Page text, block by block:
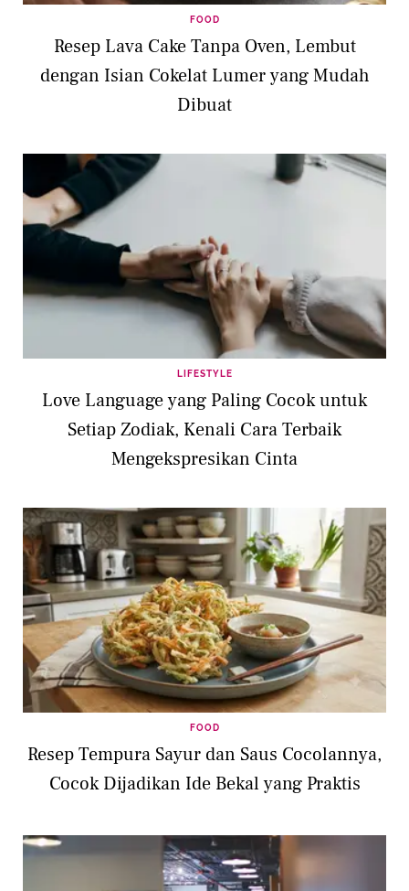
FOOD
Resep Lava Cake Tanpa Oven, Lembut
dengan Isian Cokelat Lumer yang Mudah
Dibuat
LIFESTYLE
Love Language yang Paling Cocok untuk
Setiap Zodiak, Kenali Cara Terbaik
Mengekspresikan Cinta
FOOD
Resep Tempura Sayur dan Saus Cocolannya,
Cocok Dijadikan Ide Bekal yang Praktis